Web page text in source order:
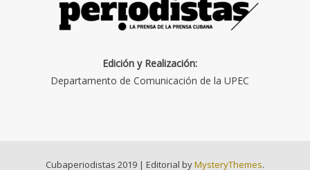
Edición y Realización:
Departamento de Comunicación de la UPEC
Cubaperiodistas 2019 | Editorial byMysteryThemes.